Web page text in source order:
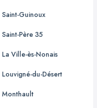
Saint-Guinoux
Saint-Père 35
La Ville-ès-Nonais
Louvigné-du-Désert
Monthault